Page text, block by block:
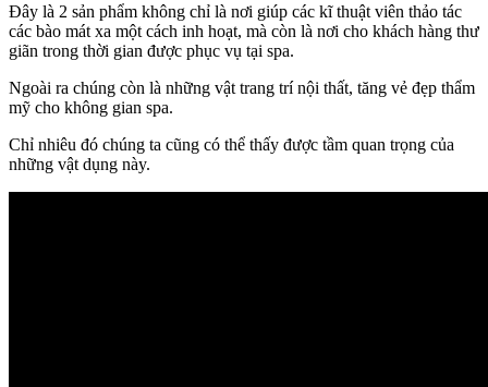
Đây là 2 sản phẩm không chỉ là nơi giúp các kĩ thuật viên thảo tác
các bào mát xa một cách inh hoạt, mà còn là nơi cho khách hàng thư
giãn trong thời gian được phục vụ tại spa.
Ngoài ra chúng còn là những vật trang trí nội thất, tăng vẻ đẹp thẩm
mỹ cho không gian spa.
Chỉ nhiêu đó chúng ta cũng có thể thấy được tầm quan trọng của
những vật dụng này.